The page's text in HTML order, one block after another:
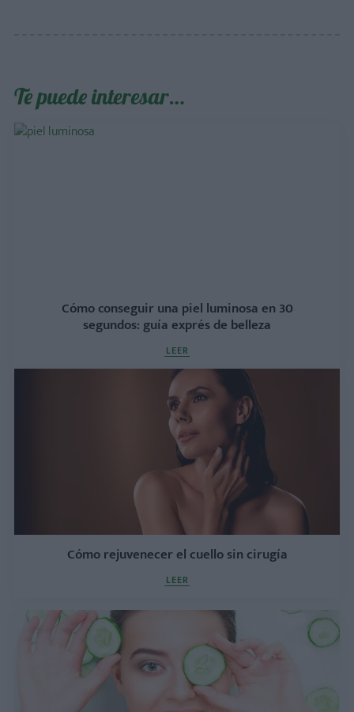
Te puede interesar…
Cómo conseguir una piel luminosa en 30
segundos: guía exprés de belleza
LEER
Cómo rejuvenecer el cuello sin cirugía
LEER